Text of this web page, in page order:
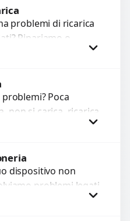
problemi di ricarica
Ripariamo o
di ricarica guasti,
Poca
non si carica, ricarica
esauriti?
dispositivo non
problemi legati
con interventi